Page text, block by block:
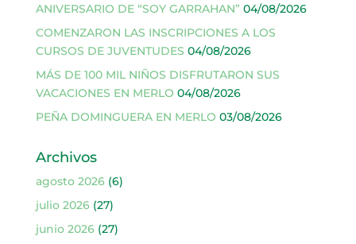
ANIVERSARIO DE “SOY GARRAHAN” 04/08/2026
COMENZARON LAS INSCRIPCIONES A LOS
CURSOS DE JUVENTUDES 04/08/2026
MÁS DE 100 MIL NIÑOS DISFRUTARON SUS
VACACIONES EN MERLO 04/08/2026
PEÑA DOMINGUERA EN MERLO 03/08/2026
Archivos
agosto 2026(6)
julio 2026(27)
junio 2026(27)